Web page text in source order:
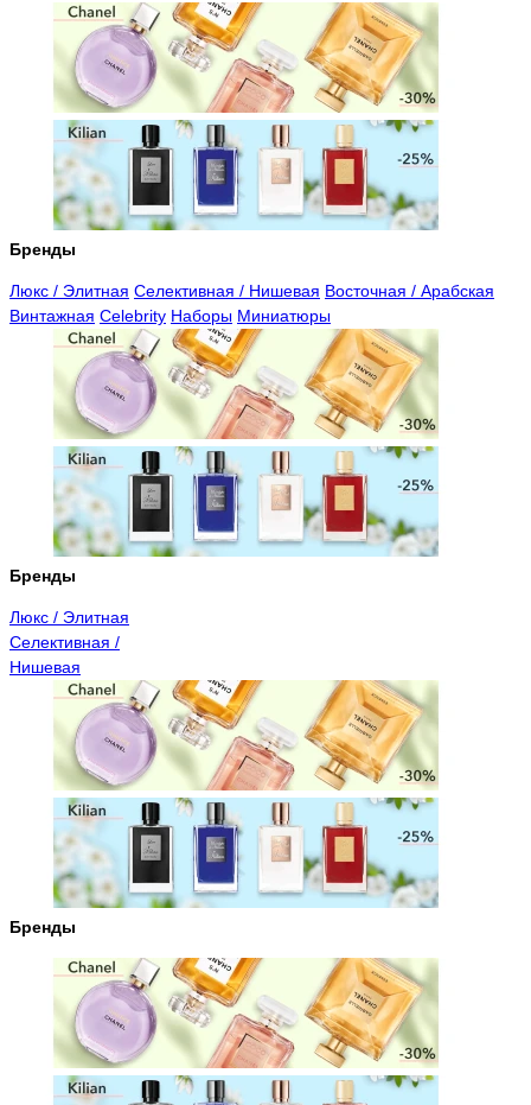
Бренды
Люкс / Элитная Селективная / Нишевая Восточная / Арабская
Винтажная Celebrity Наборы Миниатюры
Бренды
Люкс / Элитная
Селективная /
Нишевая
Бренды